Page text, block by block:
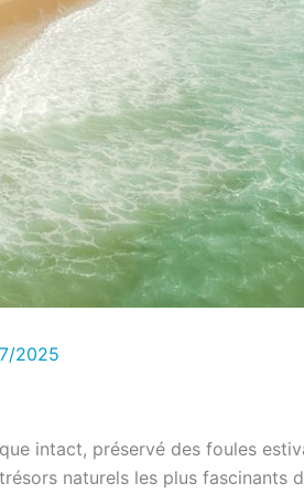
2025
intact, préservé des foules
naturels les plus fascinants